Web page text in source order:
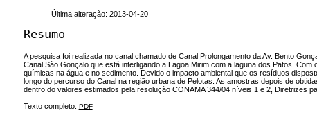
Última alteração: 2013-04-20
Resumo
A pesquisa foi realizada no canal chamado de Canal Prolongamento da Av. Bento
Canal São Gonçalo que está interligando a Lagoa Mirim com a laguna dos Patos.
químicas na água e no sedimento. Devido o impacto ambiental que os resíduos
longo do percurso do Canal na região urbana de Pelotas. As amostras depois de
dentro do valores estimados pela resolução CONAMA 344/04 níveis 1 e 2, Diretrizes
Texto completo: PDF